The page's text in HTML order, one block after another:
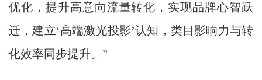
优化，提升高意向流量转化，实现品牌心智跃
迁，建立‘高端激光投影’认知，类目影响力与转
化效率同步提升。”